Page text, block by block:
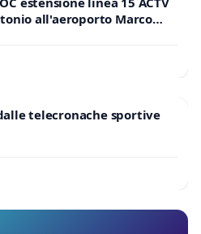
all'aeroporto Marco
telecronache sportive